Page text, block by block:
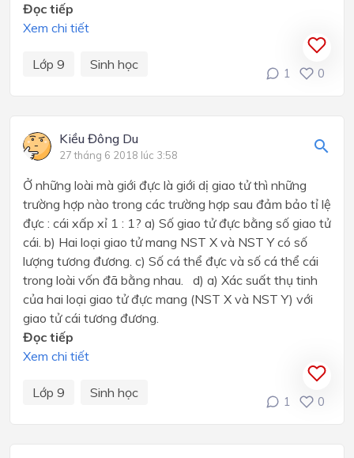
Đọc tiếp
Xem chi tiết
Lớp 9 Sinh học
1 0
Kiều Đông Du
27 tháng 6 2018 lúc 3:58
Ở những loài mà giới đực là giới dị giao tử thì những
trường hợp nào trong các trường hợp sau đảm bảo tỉ lệ
đực : cái xấp xỉ 1 : 1? a) Số giao tử đực bằng số giao tử
cái. b) Hai loại giao tử mang NST X và NST Y có số
lượng tương đương. c) Số cá thể đực và số cá thể cái
trong loài vốn đã bằng nhau. d) a) Xác suất thụ tinh
của hai loại giao tử đực mang (NST X và NST Y) với
giao tử cái tương đương.
Đọc tiếp
Xem chi tiết
Lớp 9 Sinh học
1 0